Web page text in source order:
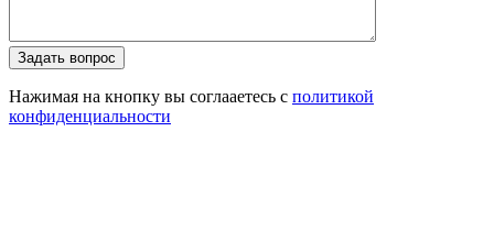
Задать вопрос
Нажимая на кнопку вы соглааетесь с политикой
конфиденциальности